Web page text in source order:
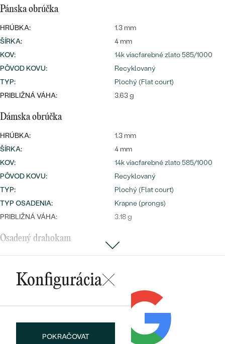
Pánska obrúčka
HRÚBKA:
1.3 mm
ŠÍRKA:
4 mm
KOV:
14k viacfarebné zlato 585/1000
PÔVOD KOVU:
Recyklovaný
TYP:
Plochý (Flat court)
PRIBLIŽNÁ VÁHA:
3.63 g
Dámska obrúčka
HRÚBKA:
1.3 mm
ŠÍRKA:
4 mm
KOV:
14k viacfarebné zlato 585/1000
PÔVOD KOVU:
Recyklovaný
TYP:
Plochý (Flat court)
TYP OSADENIA:
Krapne (prongs)
PRIBLIŽNÁ VÁHA:
3.18 g
Osadený drahokam
DRUH:
Diamant
POČET:
KARÁTOVÁ VÁHA:
4 x 1 mm (0.005ct), 7 x 0.8 mm
(0.0025ct)
ČISTOTA:
SI
Konfigurácia
POKRAČOVAT